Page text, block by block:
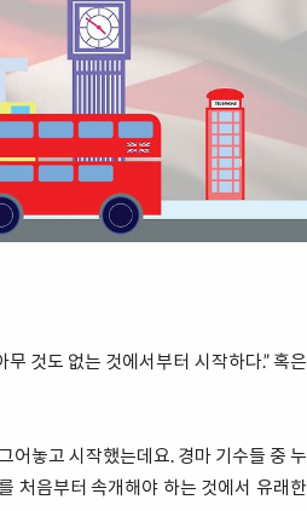
것도 없는 것에서부터 시작하다.” 혹은
어놓고 시작했는데요. 경마 기수들 중 누
처음부터 속개해야 하는 것에서 유래한